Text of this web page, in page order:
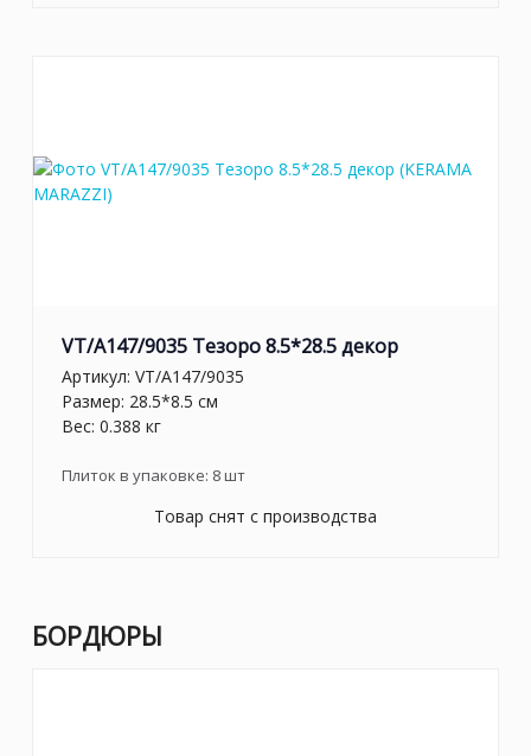
VT/A147/9035 Тезоро 8.5*28.5 декор
Артикул: VT/A147/9035
Размер: 28.5*8.5 см
Вес: 0.388 кг
Плиток в упаковке: 8шт
Товар снят с производства
БОРДЮРЫ